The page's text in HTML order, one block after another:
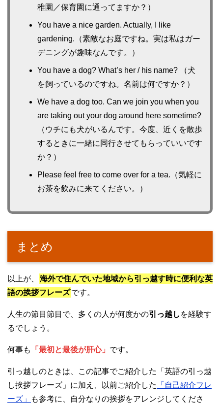
稚園／保育園に通ってますか？）
You have a nice garden. Actually, I like
gardening.（素敵なお庭ですね。実は私はガー
デニングが趣味なんです。）
You have a dog? What’s her / his name? （犬
を飼っているのですね。名前は何ですか？）
We have a dog too. Can we join you when you
are taking out your dog around here sometime?
（ウチにも犬がいるんです。今度、近くを散歩
するときに一緒に同行させてもらっていいです
か？）
Please feel free to come over for a tea.（気軽に
お茶を飲みに来てください。）
まとめ
以上が、
海外で住んでいた地域から引っ越す時に便利な英
語の挨拶フレーズです。
人生の節目節目で、多くの人が何度かの引っ越し を経験す
るでしょう。
何事も 「最初と最後が肝心」 です。
引っ越しのときは、この記事でご紹介した「英語の引っ越
し挨拶フレーズ」に加え、以前ご紹介した
「自己紹介フレ
ーズ」
も参考に、自分なりの挨拶をアレンジしてくださ